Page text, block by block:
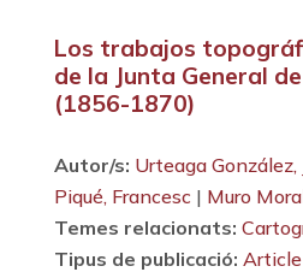
Los trabajos
de la Junta General
(1856-1870)
Autor/s: Urteaga González,
Piqué, Francesc | Muro
Temes relacionats:
Tipus de publicació: Article